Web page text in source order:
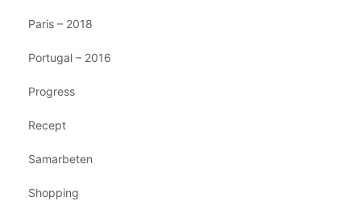
Paris – 2018
Portugal – 2016
Progress
Recept
Samarbeten
Shopping